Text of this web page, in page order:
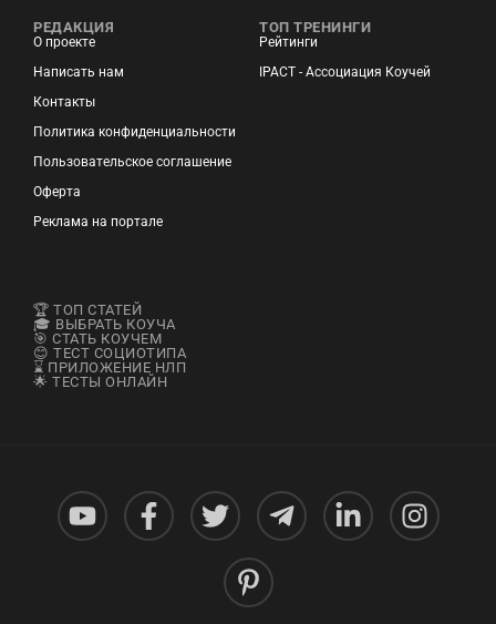
РЕДАКЦИЯ
О проекте
Написать нам
Контакты
Политика конфиденциальности
Пользовательское соглашение
Оферта
Реклама на портале
ТОП ТРЕНИНГИ
Рейтинги
IPACT - Ассоциация Коучей
🏆 ТОП СТАТЕЙ
🎓 ВЫБРАТЬ КОУЧА
🎯 СТАТЬ КОУЧЕМ
😊 ТЕСТ СОЦИОТИПА
⌛ ПРИЛОЖЕНИЕ НЛП
🌟 ТЕСТЫ ОНЛАЙН